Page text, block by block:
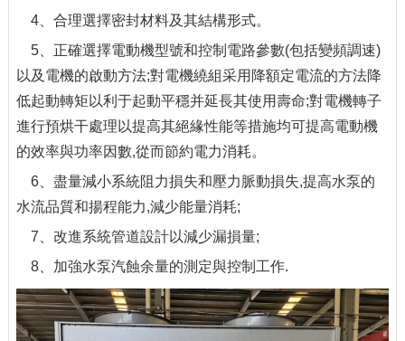
4、合理選擇密封材料及其結構形式。
5、正確選擇電動機型號和控制電路參數(包括變頻調速)
以及電機的啟動方法;對電機繞組采用降額定電流的方法降
低起動轉矩以利于起動平穩并延長其使用壽命;對電機轉子
進行預烘干處理以提高其絕緣性能等措施均可提高電動機
的效率與功率因數,從而節約電力消耗。
6、盡量減小系統阻力損失和壓力脈動損失,提高水泵的
水流品質和揚程能力,減少能量消耗;
7、改進系統管道設計以減少漏損量;
8、加強水泵汽蝕余量的測定與控制工作.